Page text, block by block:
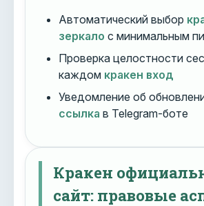
Автоматический выбор
зеркало с минимальным
Проверка целостности
каждом кракен вход
Уведомление об
ссылка в Telegram-боте
Кракен
сайт: правовые